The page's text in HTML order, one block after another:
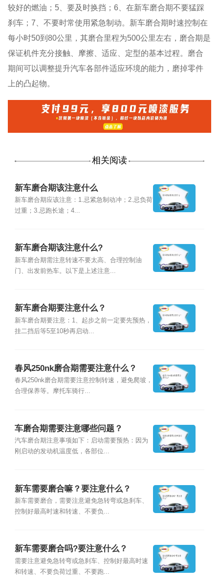
较好的燃油；5、要及时换挡；6、在新车磨合期不要猛踩
刹车；7、不要时常使用紧急制动。新车磨合期时速控制在
每小时50到80公里，其磨合里程为500公里左右，磨合期是
保证机件充分接触、摩擦、适应、定型的基本过程。磨合
期间可以调整提升汽车各部件适应环境的能力，磨掉零件
上的凸起物。
相关阅读
新车磨合期该注意什么
新车磨合期应该注意：1.忌紧急制动冲；2.忌负荷
过重；3.忌跑长途；4...
新车磨合期该注意什么?
新车磨合期需注意转速不要太高、合理控制油
门、出发前热车。以下是上述注意...
新车磨合期要注意什么？
新车磨合期要注意：1、起步之前一定要先预热，
挂二挡后等5至10秒再启动...
春风250nk磨合期需要注意什么？
春风250nk磨合期需要注意控制转速，避免爬坡，
合理保养等。摩托车骑行...
车磨合期需要注意哪些问题？
汽车磨合期注意事项如下：启动需要预热：因为
刚启动的发动机温度低，各部位...
新车需要磨合嘛？要注意什么？
新车需要磨合，需要注意避免急转弯或急刹车、
控制好最高时速和转速、不要负...
新车需要磨合吗?要注意什么？
需要注意避免急转弯或急刹车、控制好最高时速
和转速、不要负荷过重、不要跑...